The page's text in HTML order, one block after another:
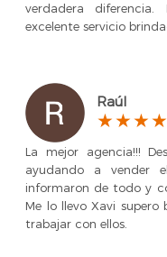
verdadera
excelente servicio
Raúl
La mejor agencia!!!
ayudando a vender
informaron de todo y
Me lo llevo Xavi supero
trabajar con ellos.